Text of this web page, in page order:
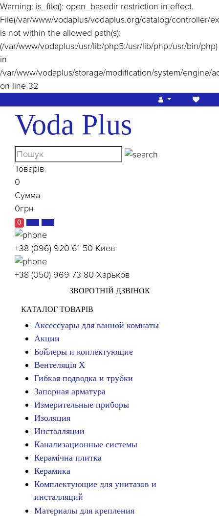
Warning: is_file(): open_basedir restriction in effect.
File(/var/www/vodaplus/vodaplus.org/catalog/controller/
is not within the allowed path(s):
(/var/www/vodaplus:/usr/lib/php5:/usr/lib/php:/usr/bin/php)
in
/var/www/vodaplus/storage/modification/system/engine/
on line 32
Voda Plus
Товарів
0
Сумма
0грн
0
+38 (096) 920 61 50 Киев
+38 (050) 969 73 80 Харьков
ЗВОРОТНІЙ ДЗВІНОК
КАТАЛОГ ТОВАРІВ
Аксессуары для ванной комнаты
Акции
Бойлеры и коплектующие
Вентеляція Х
Гибкая подводка и трубки
Запорная арматура
Измерительные приборы
Изоляция
Инсталляции
Канализационные системы
Керамічна плитка
Керамика
Комплектующие для унитазов и
инсталляций
Материалы для крепления